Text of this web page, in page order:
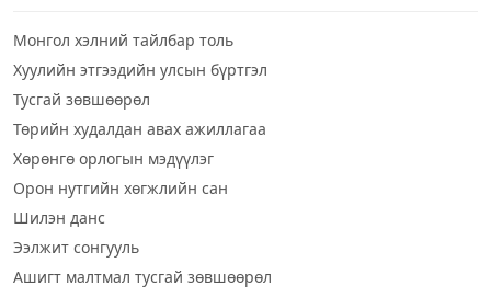
Монгол хэлний тайлбар толь
Хуулийн этгээдийн улсын бүртгэл
Тусгай зөвшөөрөл
Төрийн худалдан авах ажиллагаа
Хөрөнгө орлогын мэдүүлэг
Орон нутгийн хөгжлийн сан
Шилэн данс
Ээлжит сонгууль
Ашигт малтмал тусгай зөвшөөрөл